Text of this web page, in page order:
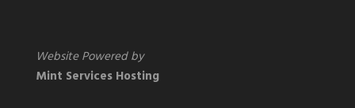
Website Powered by
Mint Services Hosting